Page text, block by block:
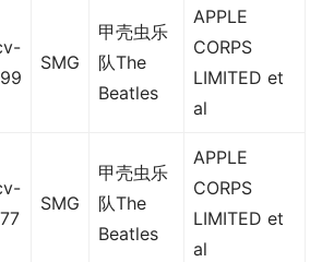
SMG
甲壳虫乐
队The
Beatles
APPLE
CORPS
LIMITED et
al
SMG
甲壳虫乐
队The
Beatles
APPLE
CORPS
LIMITED et
al